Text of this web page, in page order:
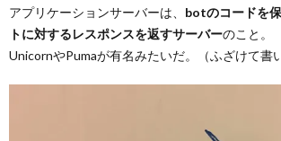
アプリケーションサーバーは、 botのコードを
トに対するレスポンスを返すサーバーのこと。
UnicornやPumaが有名みたいだ。（ふざけて書